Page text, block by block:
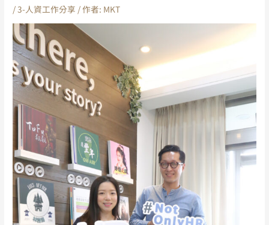
/3-人資工作分享 / 作者: MKT